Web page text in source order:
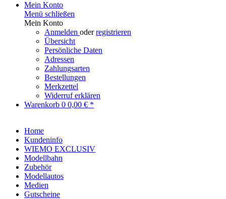
Mein Konto
Menü schließen
Mein Konto
Anmelden oderregistrieren
Übersicht
Persönliche Daten
Adressen
Zahlungsarten
Bestellungen
Merkzettel
Widerruf erklären
Warenkorb 0 0,00 € *
Home
Kundeninfo
WIEMO EXCLUSIV
Modellbahn
Zubehör
Modellautos
Medien
Gutscheine